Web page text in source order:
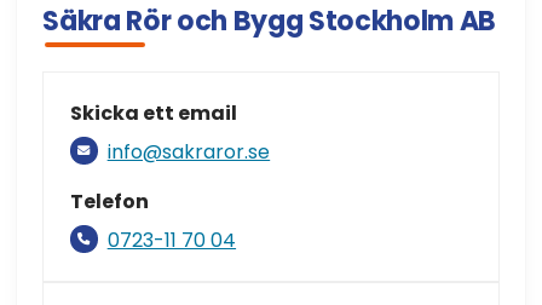
Säkra Rör och Bygg Stockholm AB
Skicka ett email
info@sakraror.se
Telefon
0723-11 70 04